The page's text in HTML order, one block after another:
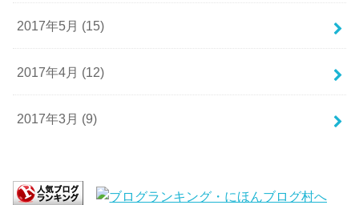
2017年5月 (15)
2017年4月 (12)
2017年3月 (9)